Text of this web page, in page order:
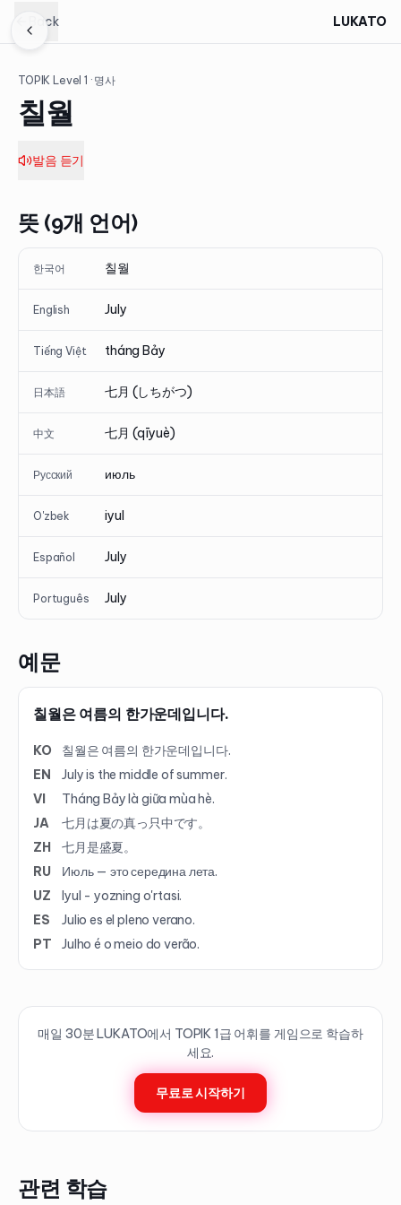
Back LUKATO
TOPIK Level1 · 명사
칠월
발음 듣기
뜻 (9개 언어)
한국어 칠월
English July
Tiếng Việt tháng Bảy
日本語 七月 (しちがつ)
中文 七月 (qīyuè)
Русский июль
O'zbek iyul
Español July
Português July
예문
칠월은 여름의 한가운데입니다.
KO
칠월은 여름의 한가운데입니다.
EN
July is the middle of summer.
VI
Tháng Bảy là giữa mùa hè.
JA
七月は夏の真っ只中です。
ZH
七月是盛夏。
RU
Июль — это середина лета.
UZ
Iyul - yozning o'rtasi.
ES
Julio es el pleno verano.
PT
Julho é o meio do verão.
매일 30분 LUKATO에서 TOPIK 1급 어휘를 게임으로 학습하
세요.
무료로 시작하기
관련 학습